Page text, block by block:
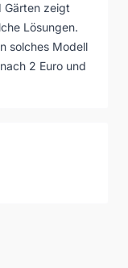
Gärten zeigt
Lösungen.
solches Modell
2 Euro und